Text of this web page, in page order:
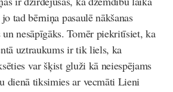
tad bērniņa pasaulē nākšanas
nesāpīgāks. Tomēr piekritīsiet, ka
uztraukums ir tik liels, ka
var šķist gluži kā neiespējams
dienā tiksimies ar vecmāti Lieni